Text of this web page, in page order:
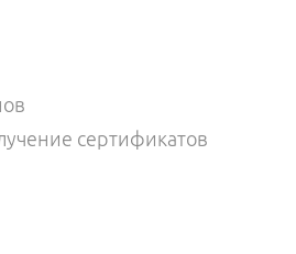
сертификатов